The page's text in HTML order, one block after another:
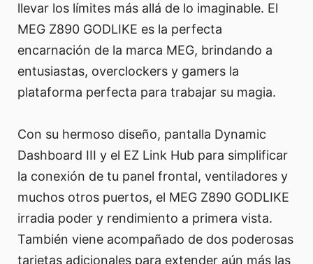
llevar los límites más allá de lo imaginable. El
MEG Z890 GODLIKE es la perfecta
encarnación de la marca MEG, brindando a
entusiastas, overclockers y gamers la
plataforma perfecta para trabajar su magia.
Con su hermoso diseño, pantalla Dynamic
Dashboard III y el EZ Link Hub para simplificar
la conexión de tu panel frontal, ventiladores y
muchos otros puertos, el MEG Z890 GODLIKE
irradia poder y rendimiento a primera vista.
También viene acompañado de dos poderosas
tarjetas adicionales para extender aún más las